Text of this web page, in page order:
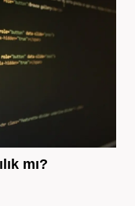
mı?